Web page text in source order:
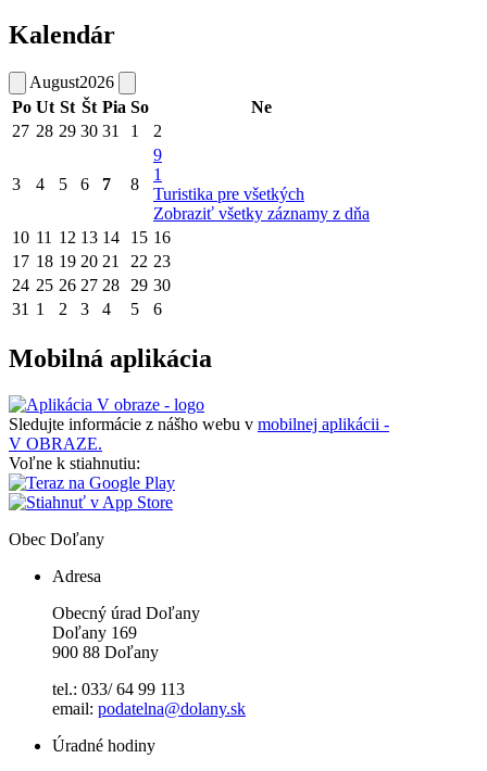
Kalendár
August2026
Po Ut St Št Pia So
Ne
27 28 29 30 31 1 2
3 4 5 6 7 8
9
1
Turistika pre všetkých
Zobraziť všetky záznamy z dňa
10 11 12 13 14 15 16
17 18 19 20 21 22 23
24 25 26 27 28 29 30
31 1 2 3 4 5 6
Mobilná aplikácia
Sledujte informácie z nášho webu v mobilnej aplikácii -
V OBRAZE.
Voľne k stiahnutiu:
Obec Doľany
Adresa
Obecný úrad Doľany
Doľany 169
900 88 Doľany
tel.: 033/ 64 99 113
email: podatelna@dolany.sk
Úradné hodiny